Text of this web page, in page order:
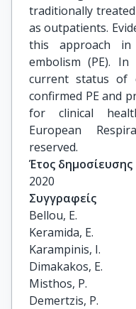
traditionally
as outpatients.
this approach
embolism (PE).
current status of
confirmed PE and
for clinical
European
reserved.
Έτος δημοσίευσης
2020
Συγγραφείς
Bellou, E.
Keramida, E.
Karampinis, I.
Dimakakos, E.
Misthos, P.
Demertzis, P.